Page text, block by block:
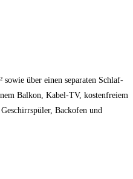
über einen separaten Schlaf-
Balkon, Kabel-TV, kostenfreiem
Backofen und